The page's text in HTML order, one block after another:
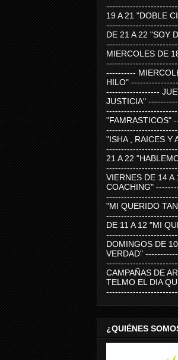
19 A 21 "DOBLE
DE 21 A 22 "SOY
MIERCOLES DE
----------
HILO"
------------------
JUSTICIA"
------------------------
"FAMRASTICOS"
"ISHA , RAICES
21 A 22
VIERNES DE 14
COACHING"
"MI QUERIDO
DE 11 A 12 "MI
DOMINGOS DE
VERDAD"
CAMPAÑAS DE
TELMO EL DIA
¿QUIÉNES